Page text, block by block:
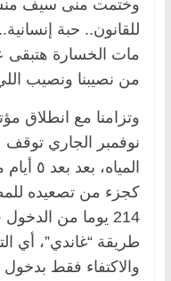
وختمت منى سيف
للقانون.. حبة
مات الخسارة هتبقى
من نصيبنا ونصيب
نوفمبر الجاري
كجزء من تصعيده
214 يوما من
طريقة “غاندي”، أي